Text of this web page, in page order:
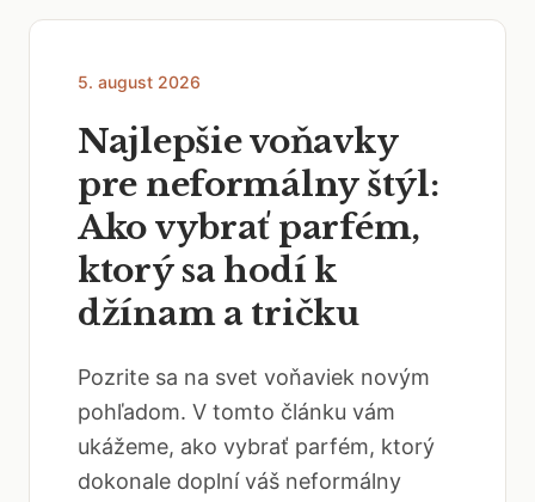
5. august 2026
Najlepšie voňavky
pre neformálny štýl:
Ako vybrať parfém,
ktorý sa hodí k
džínam a tričku
Pozrite sa na svet voňaviek novým
pohľadom. V tomto článku vám
ukážeme, ako vybrať parfém, ktorý
dokonale doplní váš neformálny